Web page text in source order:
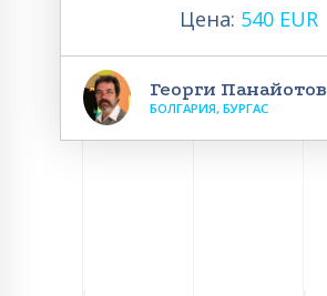
Цена: 540 EUR
Георги Панайотов
БОЛГАРИЯ, БУРГАС